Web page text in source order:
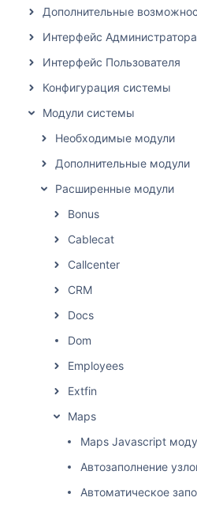
Дополнительные
Интерфейс Администратора
Интерфейс Пользователя
Конфигурация системы
Модули системы
Необходимые модули
Дополнительные модули
Расширенные модули
Bonus
Cablecat
Callcenter
CRM
Docs
Dom
Employees
Extfin
Maps
Maps Javascript
Автозаполнение
Автоматическое